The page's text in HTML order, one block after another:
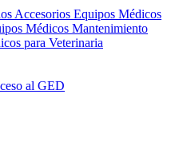
Accesorios Equipos Médicos
Médicos Mantenimiento
para Veterinaria
al GED